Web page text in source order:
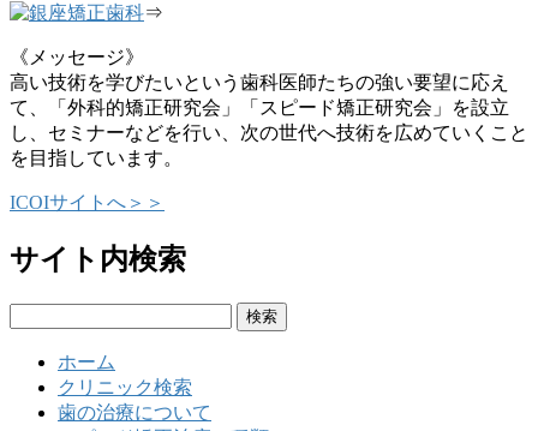
⇒
《メッセージ》
高い技術を学びたいという歯科医師たちの強い要望に応え
て、「外科的矯正研究会」「スピード矯正研究会」を設立
し、セミナーなどを行い、次の世代へ技術を広めていくこと
を目指しています。
ICOIサイトへ＞＞
サイト内検索
ホーム
クリニック検索
歯の治療について